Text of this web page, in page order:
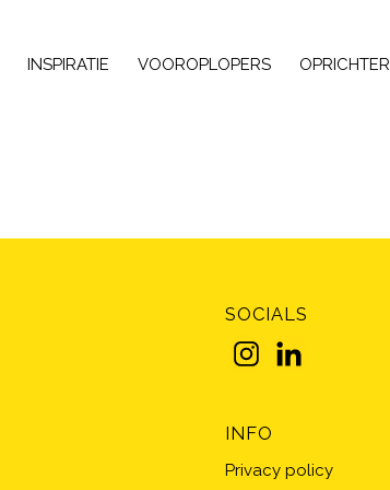
INSPIRATIE VOOROPLOPERS OPRICHTER
SOCIALS
INFO
Privacy policy